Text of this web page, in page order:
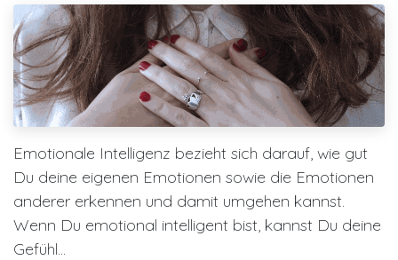
Emotionale Intelligenz bezieht sich darauf, wie gut
Du deine eigenen Emotionen sowie die Emotionen
anderer erkennen und damit umgehen kannst.
Wenn Du emotional intelligent bist, kannst Du deine
Gefühl...